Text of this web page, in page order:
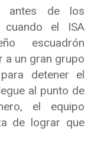
antes de los
cuando el ISA
escuadrón
a un gran grupo
detener el
al punto de
el equipo
de lograr que